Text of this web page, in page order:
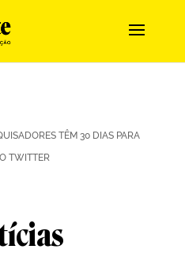
TÊM 30 DIAS PARA
TWITTER